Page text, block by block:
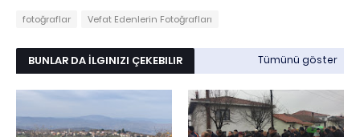
fotoğraflar Vefat Edenlerin Fotoğrafları
BUNLAR DA İLGINIZI ÇEKEBILIR Tümünü göster